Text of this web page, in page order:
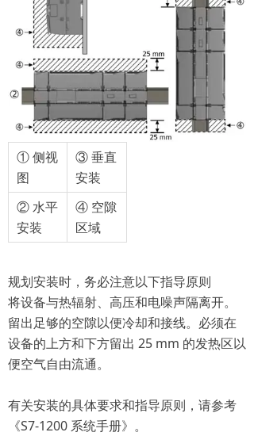
① 侧视
图
③ 垂直
安装
② 水平
安装
④ 空隙
区域
规划安装时，务必注意以下指导原则
将设备与热辐射、高压和电噪声隔离开。
留出足够的空隙以便冷却和接线。必须在
设备的上方和下方留出 25 mm 的发热区以
便空气自由流通。
有关安装的具体要求和指导原则，请参考
《S7-1200 系统手册》。